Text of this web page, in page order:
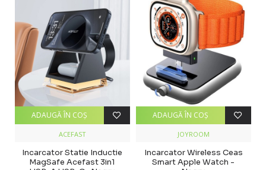
ACEFAST
Incarcator Statie Inductie
MagSafe Acefast 3in1
ADAUGĂ ÎN COŞ
JOYROOM
Incarcator Wireless Ceas
Smart Apple Watch -
ADAUGĂ ÎN COŞ